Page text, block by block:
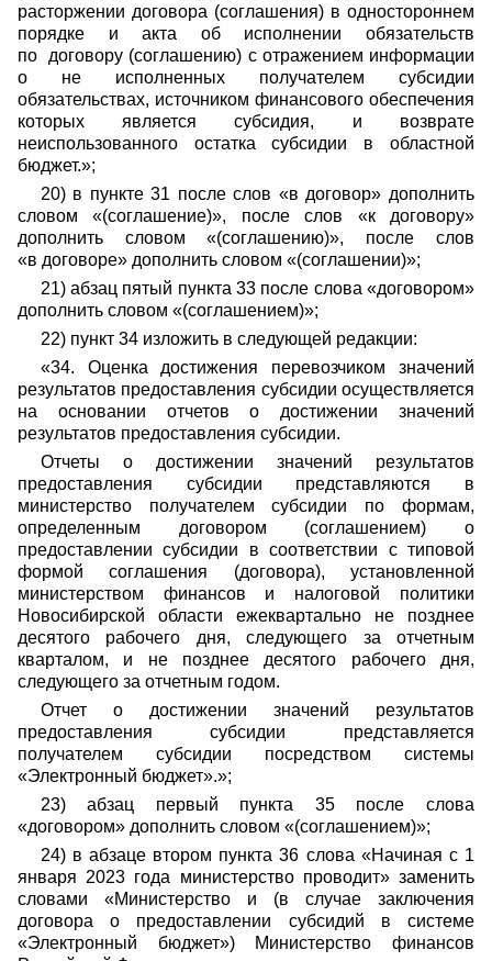
расторжении договора (соглашения) в одностороннем
порядке и акта об исполнении обязательств
по договору (соглашению) с отражением информации
о не исполненных получателем субсидии
обязательствах, источником финансового обеспечения
которых является субсидия, и возврате
неиспользованного остатка субсидии в областной
бюджет.»;
20) в пункте 31 после слов «в договор» дополнить
словом «(соглашение)», после слов «к договору»
дополнить словом «(соглашению)», после слов
«в договоре» дополнить словом «(соглашении)»;
21) абзац пятый пункта 33 после слова «договором»
дополнить словом «(соглашением)»;
22) пункт 34 изложить в следующей редакции:
«34. Оценка достижения перевозчиком значений
результатов предоставления субсидии осуществляется
на основании отчетов о достижении значений
результатов предоставления субсидии.
Отчеты о достижении значений результатов
предоставления субсидии представляются в
министерство получателем субсидии по формам,
определенным договором (соглашением) о
предоставлении субсидии в соответствии с типовой
формой соглашения (договора), установленной
министерством финансов и налоговой политики
Новосибирской области ежеквартально не позднее
десятого рабочего дня, следующего за отчетным
кварталом, и не позднее десятого рабочего дня,
следующего за отчетным годом.
Отчет о достижении значений результатов
предоставления субсидии представляется
получателем субсидии посредством системы
«Электронный бюджет».»;
23) абзац первый пункта 35 после слова
«договором» дополнить словом «(соглашением)»;
24) в абзаце втором пункта 36 слова «Начиная с 1
января 2023 года министерство проводит» заменить
словами «Министерство и (в случае заключения
договора о предоставлении субсидий в системе
«Электронный бюджет») Министерство финансов